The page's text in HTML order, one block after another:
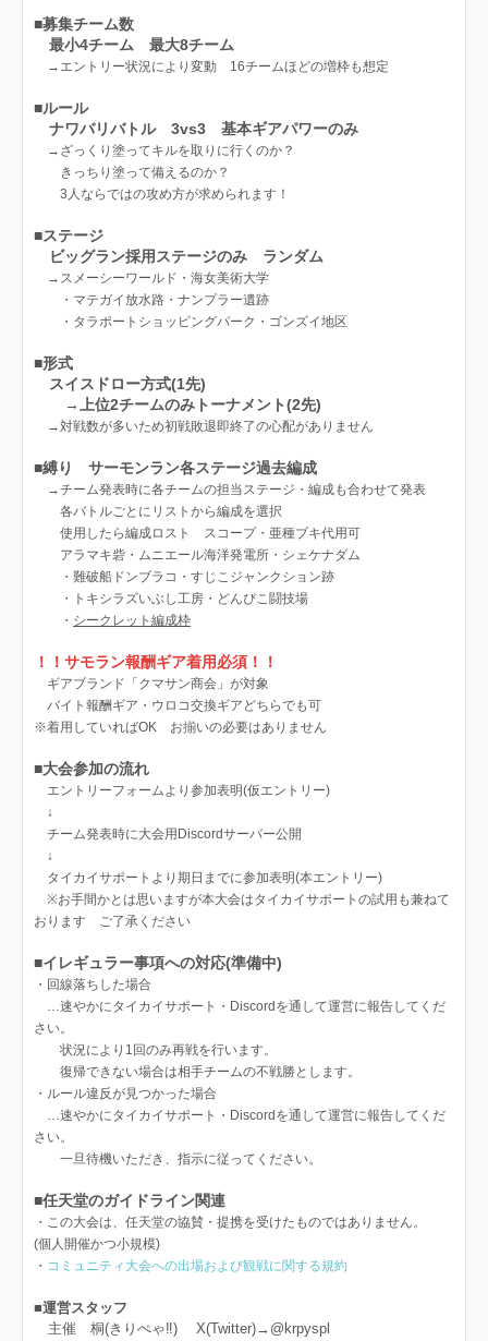
■募集チーム数
最小4チーム 最大8チーム
→ エントリー状況により変動 16チームほどの増枠も想定
■ルール
ナワバリバトル 3vs3 基本ギアパワーのみ
→ざっくり塗ってキルを取りに行くのか？
きっちり塗って備えるのか？
3人ならではの攻め方が求められます！
■ステージ
ビッグラン採用ステージのみ ランダム
→スメーシーワールド・海女美術大学
・マテガイ放水路・ナンプラー遺跡
・タラポートショッピングパーク・ゴンズイ地区
■形式
スイスドロー方式(1先)
→上位2チームのみトーナメント(2先)
→対戦数が多いため初戦敗退即終了の心配がありません
■縛り サーモンラン各ステージ過去編成
→チーム発表時に各チームの担当ステージ・編成も合わせて発表
各バトルごとにリストから編成を選択
使用したら編成ロスト スコープ・亜種ブキ代用可
アラマキ砦・ムニエール海洋発電所・シェケナダム
・難破船ドンブラコ・すじこジャンクション跡
・トキシラズいぶし工房・どんぴこ闘技場
・ シークレット編成枠
！！サモラン報酬ギア着用必須！！
ギアブランド「クマサン商会」が対象
バイト報酬ギア・ウロコ交換ギアどちらでも可
※着用していればOK お揃いの必要はありません
■大会参加の流れ
エントリーフォームより参加表明(仮エントリー)
↓
チーム発表時に大会用Discordサーバー公開
↓
タイカイサポートより期日までに参加表明(本エントリー)
※お手間かとは思いますが本大会はタイカイサポートの試用も兼ねて
おります ご了承ください
■イレギュラー事項への対応(準備中)
・回線落ちした場合
…速やかにタイカイサポート・Discordを通して運営に報告してくだ
さい。
状況により1回のみ再戦を行います。
復帰できない場合は相手チームの不戦勝とします。
・ルール違反が見つかった場合
…速やかにタイカイサポート・Discordを通して運営に報告してくだ
さい。
一旦待機いただき、指示に従ってください。
■任天堂のガイドライン関連
・この大会は、任天堂の協賛・提携を受けたものではありません。
(個人開催かつ小規模)
・ コミュニティ大会への出場および観戦に関する規約
■運営スタッフ
主催 桐(きりぺゃ‼️) X(Twitter)→@krpyspl